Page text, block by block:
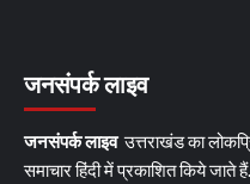
जनसंपर्क लाइव
जनसंपर्क लाइवउत्तराखंड का
समाचार हिंदी में प्रकाशित किये जाते हैं.